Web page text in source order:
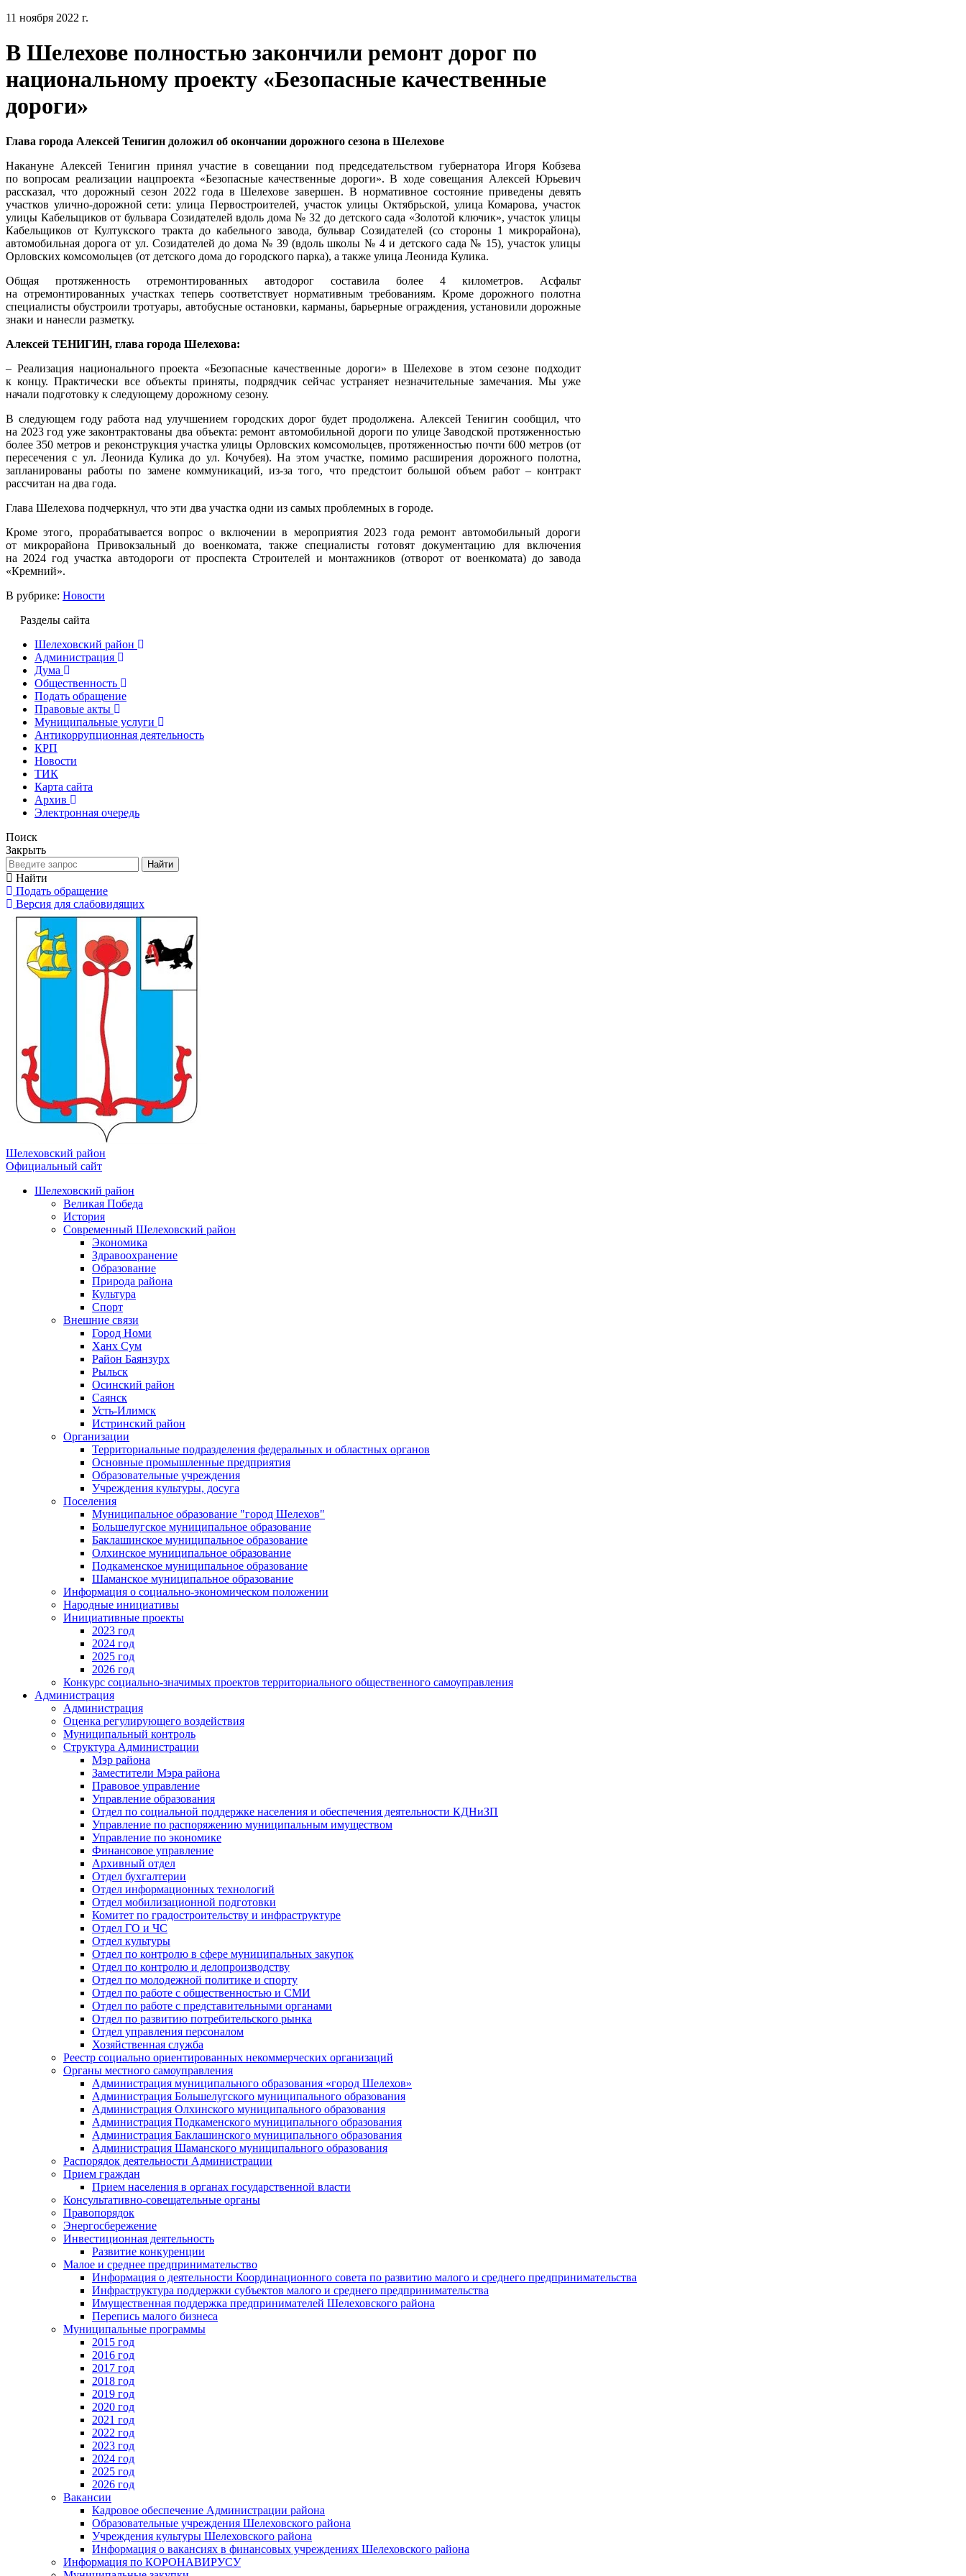
11 ноября 2022 г.
В Шелехове полностью закончили ремонт дорог по
национальному проекту «Безопасные качественные
дороги»
Глава города Алексей Тенигин доложил об окончании дорожного сезона в Шелехове
Накануне Алексей Тенигин принял участие в совещании под председательством губернатора Игоря Кобзева
по вопросам реализации нацпроекта «Безопасные качественные дороги». В ходе совещания Алексей Юрьевич
рассказал, что дорожный сезон 2022 года в Шелехове завершен. В нормативное состояние приведены девять
участков улично-дорожной сети: улица Первостроителей, участок улицы Октябрьской, улица Комарова, участок
улицы Кабельщиков от бульвара Созидателей вдоль дома № 32 до детского сада «Золотой ключик», участок улицы
Кабельщиков от Култукского тракта до кабельного завода, бульвар Созидателей (со стороны 1 микрорайона),
автомобильная дорога от ул. Созидателей до дома № 39 (вдоль школы № 4 и детского сада № 15), участок улицы
Орловских комсомольцев (от детского дома до городского парка), а также улица Леонида Кулика.
Общая протяженность отремонтированных автодорог составила более 4 километров. Асфальт
на отремонтированных участках теперь соответствует нормативным требованиям. Кроме дорожного полотна
специалисты обустроили тротуары, автобусные остановки, карманы, барьерные ограждения, установили дорожные
знаки и нанесли разметку.
Алексей ТЕНИГИН, глава города Шелехова:
– Реализация национального проекта «Безопасные качественные дороги» в Шелехове в этом сезоне подходит
к концу. Практически все объекты приняты, подрядчик сейчас устраняет незначительные замечания. Мы уже
начали подготовку к следующему дорожному сезону.
В следующем году работа над улучшением городских дорог будет продолжена. Алексей Тенигин сообщил, что
на 2023 год уже законтрактованы два объекта: ремонт автомобильной дороги по улице Заводской протяженностью
более 350 метров и реконструкция участка улицы Орловских комсомольцев, протяженностью почти 600 метров (от
пересечения с ул. Леонида Кулика до ул. Кочубея). На этом участке, помимо расширения дорожного полотна,
запланированы работы по замене коммуникаций, из-за того, что предстоит большой объем работ – контракт
рассчитан на два года.
Глава Шелехова подчеркнул, что эти два участка одни из самых проблемных в городе.
Кроме этого, прорабатывается вопрос о включении в мероприятия 2023 года ремонт автомобильный дороги
от микрорайона Привокзальный до военкомата, также специалисты готовят документацию для включения
на 2024 год участка автодороги от проспекта Строителей и монтажников (отворот от военкомата) до завода
«Кремний».
В рубрике: Новости
Разделы сайта
Шелеховский район
Администрация
Дума
Общественность
Подать обращение
Правовые акты
Муниципальные услуги
Антикоррупционная деятельность
КРП
Новости
ТИК
Карта сайта
Архив
Электронная очередь
Поиск
Закрыть
Найти
Найти
Подать обращение
Версия для слабовидящих
Шелеховский район
Официальный сайт
Шелеховский район
Великая Победа
История
Современный Шелеховский район
Экономика
Здравоохранение
Образование
Природа района
Культура
Спорт
Внешние связи
Город Номи
Ханх Сум
Район Баянзурх
Рыльск
Осинский район
Саянск
Усть-Илимск
Истринский район
Организации
Территориальные подразделения федеральных и областных органов
Основные промышленные предприятия
Образовательные учреждения
Учреждения культуры, досуга
Поселения
Муниципальное образование "город Шелехов"
Большелугское муниципальное образование
Баклашинское муниципальное образование
Олхинское муниципальное образование
Подкаменское муниципальное образование
Шаманское муниципальное образование
Информация о социально-экономическом положении
Народные инициативы
Инициативные проекты
2023 год
2024 год
2025 год
2026 год
Конкурс социально-значимых проектов территориального общественного самоуправления
Администрация
Администрация
Оценка регулирующего воздействия
Муниципальный контроль
Структура Администрации
Мэр района
Заместители Мэра района
Правовое управление
Управление образования
Отдел по социальной поддержке населения и обеспечения деятельности КДНиЗП
Управление по распоряжению муниципальным имуществом
Управление по экономике
Финансовое управление
Архивный отдел
Отдел бухгалтерии
Отдел информационных технологий
Отдел мобилизационной подготовки
Комитет по градостроительству и инфраструктуре
Отдел ГО и ЧС
Отдел культуры
Отдел по контролю в сфере муниципальных закупок
Отдел по контролю и делопроизводству
Отдел по молодежной политике и спорту
Отдел по работе с общественностью и СМИ
Отдел по работе с представительными органами
Отдел по развитию потребительского рынка
Отдел управления персоналом
Хозяйственная служба
Реестр социально ориентированных некоммерческих организаций
Органы местного самоуправления
Администрация муниципального образования «город Шелехов»
Администрация Большелугского муниципального образования
Администрация Олхинского муниципального образования
Администрация Подкаменского муниципального образования
Администрация Баклашинского муниципального образования
Администрация Шаманского муниципального образования
Распорядок деятельности Администрации
Прием граждан
Прием населения в органах государственной власти
Консультативно-совещательные органы
Правопорядок
Энергосбережение
Инвестиционная деятельность
Развитие конкуренции
Малое и среднее предпринимательство
Информация о деятельности Координационного совета по развитию малого и среднего предпринимательства
Инфраструктура поддержки субъектов малого и среднего предпринимательства
Имущественная поддержка предпринимателей Шелеховского района
Перепись малого бизнеса
Муниципальные программы
2015 год
2016 год
2017 год
2018 год
2019 год
2020 год
2021 год
2022 год
2023 год
2024 год
2025 год
2026 год
Вакансии
Кадровое обеспечение Администрации района
Образовательные учреждения Шелеховского района
Учреждения культуры Шелеховского района
Информация о вакансиях в финансовых учреждениях Шелеховского района
Информация по КОРОНАВИРУСУ